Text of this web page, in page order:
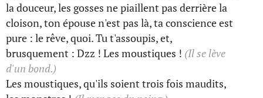
la douceur, les gosses ne piaillent pas derrière la
cloison, ton épouse n'est pas là, ta conscience est
pure : le rêve, quoi. Tu t'assoupis, et,
brusquement : Dzz ! Les moustiques ! (Il se lève
d'un bond.)
Les moustiques, qu'ils soient trois fois maudits,